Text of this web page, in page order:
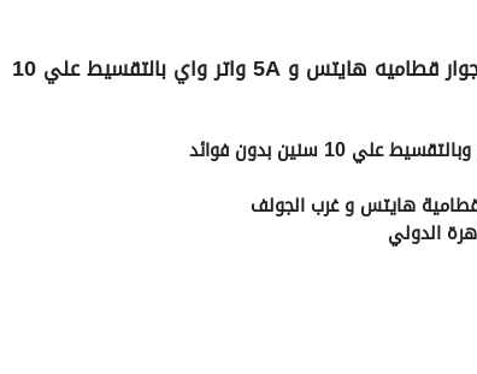
شقه 3غرف للبيع في التجمع استلام سنتين بجوار قطاميه هايتس و 5A واتر واي بالتقسيط علي 10
سنين بدون فوائد
الدولي